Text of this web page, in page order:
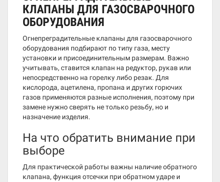
КЛАПАНЫ ДЛЯ ГАЗОСВАРОЧНОГО
ОБОРУДОВАНИЯ
Огнепреградительные клапаны для газосварочного
оборудования подбирают по типу газа, месту
установки и присоединительным размерам. Важно
учитывать, ставится клапан на редуктор, рукав или
непосредственно на горелку либо резак. Для
кислорода, ацетилена, пропана и других горючих
газов применяются разные исполнения, поэтому при
замене нужно сверять не только резьбу, но и
назначение изделия.
На что обратить внимание при
выборе
Для практической работы важны наличие обратного
клапана, функция отсечки при обратном ударе и